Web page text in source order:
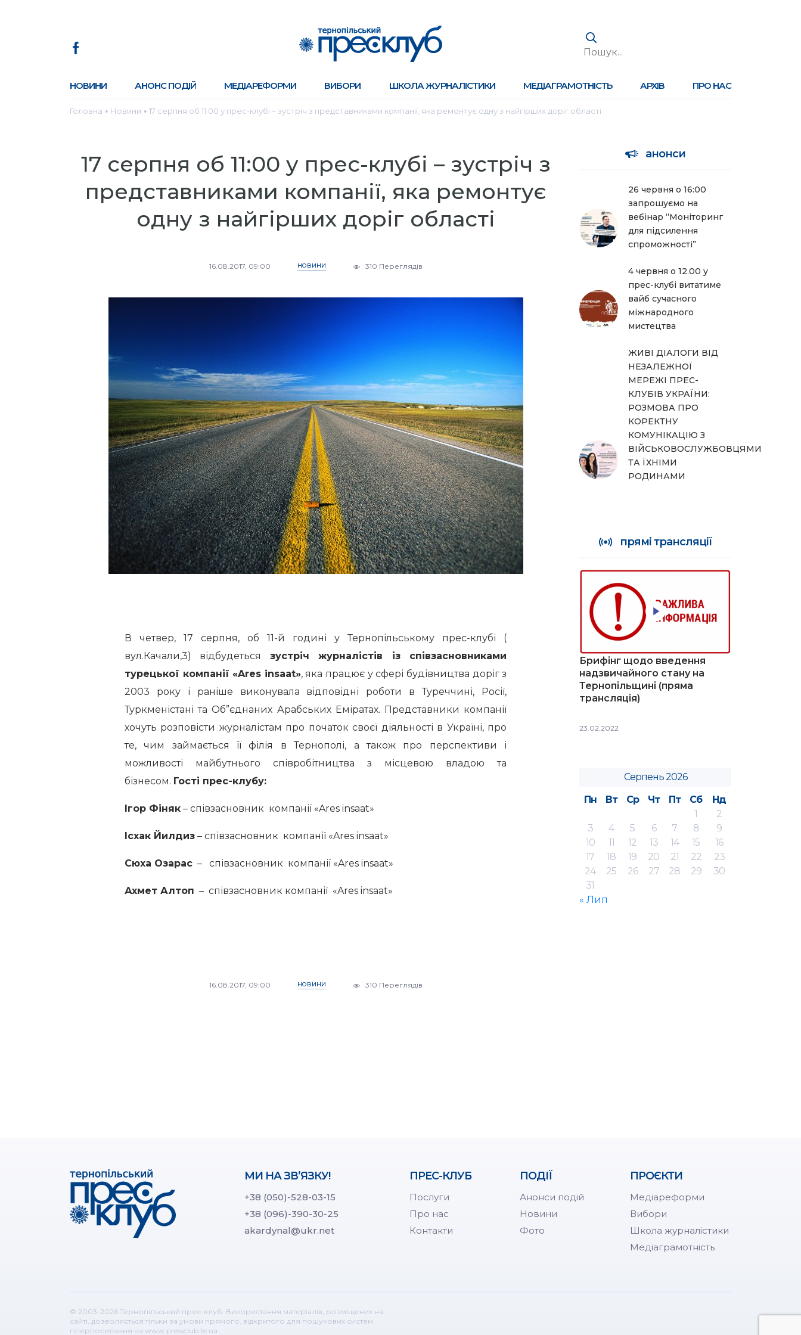
НОВИНИ АНОНС ПОДІЙ МЕДІАРЕФОРМИ ВИБОРИ ШКОЛА ЖУРНАЛІСТИКИ МЕДІАГРАМОТНІСТЬ АРХІВ ПРО НАС
Головна ● Новини ● 17 серпня об 11:00 у прес-клубі – зустріч з представниками компанії, яка ремонтує одну з найгірших доріг області
17 серпня об 11:00 у прес-клубі – зустріч з
представниками компанії, яка ремонтує
одну з найгірших доріг області
16.08.2017, 09:00 НОВИНИ 310 Переглядів
В четвер, 17 серпня, об 11-й годині у Тернопільському прес-клубі (
вул.Качали,3) відбудеться зустріч журналістів із співзасновниками
турецької компанії «Ares insaat», яка працює у сфері будівництва доріг з
2003 року і раніше виконувала відповідні роботи в Туреччині, Росії,
Туркменістані та Об”єднаних Арабських Еміратах. Представники компанії
хочуть розповісти журналістам про початок своєї діяльності в Україні, про
те, чим займається її філія в Тернополі, а також про перспективи і
можливості майбутнього співробітництва з місцевою владою та
бізнесом. Гості прес-клубу:
Ігор Фіняк– співзасновник компанії «Ares insaat»
Ісхак Йилдиз– співзасновник компанії «Ares insaat»
Сюха Озарас– співзасновник компанії «Ares insaat»
Ахмет Алтоп – співзасновник компанії «Ares insaat»
16.08.2017, 09:00 НОВИНИ 310 Переглядів
анонси
26 червня о 16:00
запрошуємо на
вебінар “Моніторинг
для підсилення
спроможності”
4 червня о 12.00 у
прес-клубі витатиме
вайб сучасного
міжнародного
мистецтва
ЖИВІ ДІАЛОГИ ВІД
НЕЗАЛЕЖНОЇ
МЕРЕЖІ ПРЕС-
КЛУБІВ УКРАЇНИ:
РОЗМОВА ПРО
КОРЕКТНУ
КОМУНІКАЦІЮ З
ВІЙСЬКОВОСЛУЖБОВЦЯМИ
ТА ЇХНІМИ
РОДИНАМИ
прямі трансляції
Брифінг щодо введення
надзвичайного стану на
Тернопільщині (пряма
трансляція)
23.02.2022
Серпень 2026
Пн
Вт Ср Чт Пт Сб
Нд
1
2
3
4 5 6 7 8
9
10
11 12 13 14 15
16
17
18 19 20 21 22
23
24
25 26 27 28 29
30
31
« Лип
МИ НА ЗВ’ЯЗКУ!
+38 (050)-528-03-15
+38 (096)-390-30-25
akardynal@ukr.net
ПРЕС-КЛУБ
Послуги
Про нас
Контакти
ПОДІЇ
Анонси подій
Новини
Фото
ПРОЄКТИ
Медіареформи
Вибори
Школа журналістики
Медіаграмотність
© 2003-2026 Тернопільський прес-клуб. Використання матеріалів, розміщених на
сайті, дозволяється тільки за умови прямого, відкритого для пошукових систем
гіперпосилання на www.pressclub.te.ua